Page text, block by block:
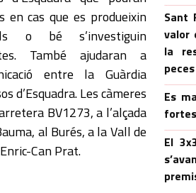
Sant
valor
la
Es
El
cas que es produeixin
o bé s’investiguin
També ajudaran a
entre la Guàrdia
d’Esquadra. Les càmeres
BV1273, a l’alçada
al Burés, a la Vall de
Can Prat.